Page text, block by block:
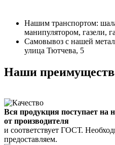
Нашим транспортом:
манипулятором, газели,
Самовывоз с нашей
улица Тютчева, 5
Наши
Вся продукция поступает на
от производителя
и соответствует ГОСТ.
предоставляем.